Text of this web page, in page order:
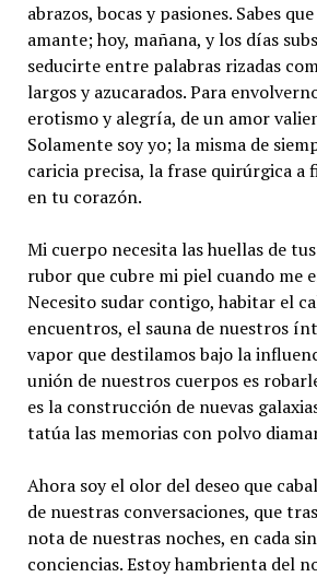
abrazos, bocas y pasiones. Sabes
amante; hoy, mañana, y los días
seducirte entre palabras rizadas
largos y azucarados. Para
erotismo y alegría, de un amor
Solamente soy yo; la misma de
caricia precisa, la frase quirúrgica a
en tu corazón.
Mi cuerpo necesita las huellas de
rubor que cubre mi piel cuando me
Necesito sudar contigo, habitar el
encuentros, el sauna de nuestros
vapor que destilamos bajo la
unión de nuestros cuerpos es
es la construcción de nuevas
tatúa las memorias con polvo
Ahora soy el olor del deseo que
de nuestras conversaciones, que
nota de nuestras noches, en cada
conciencias. Estoy hambrienta del